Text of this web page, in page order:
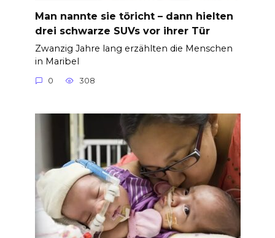
Man nannte sie töricht – dann hielten
drei schwarze SUVs vor ihrer Tür
Zwanzig Jahre lang erzählten die Menschen
in Maribel
0 308